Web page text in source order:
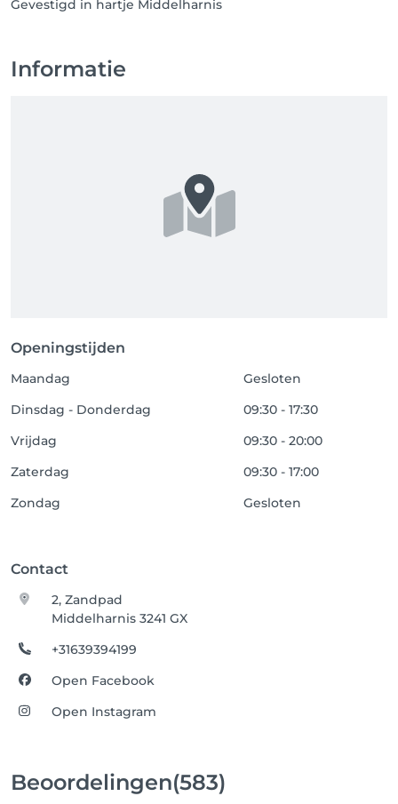
Informatie
Openingstijden
Maandag
Gesloten
Dinsdag - Donderdag
09:30 - 17:30
Vrijdag
09:30 - 20:00
Zaterdag
09:30 - 17:00
Zondag
Gesloten
Contact
2, Zandpad
Middelharnis 3241 GX
+31639394199
Open Facebook
Open Instagram
Beoordelingen(583)